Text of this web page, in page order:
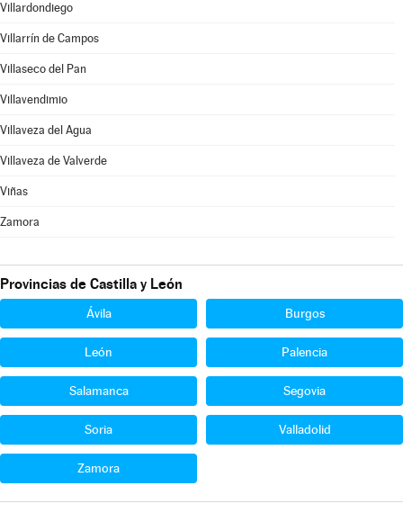
Villardondiego
Villarrín de Campos
Villaseco del Pan
Villavendimio
Villaveza del Agua
Villaveza de Valverde
Viñas
Zamora
Provincias de Castilla y León
Ávila Burgos
León Palencia
Salamanca Segovia
Soria Valladolid
Zamora